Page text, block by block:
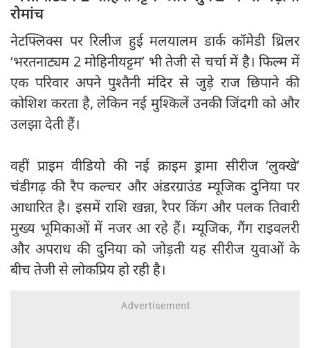
रोमांच
नेटफ्लिक्स पर रिलीज हुई मलयालम डार्क कॉमेडी थ्रिलर
‘भरतनाट्यम 2 मोहिनीयट्टम’ भी तेजी से चर्चा में है। फिल्म में
एक परिवार अपने पुश्तैनी मंदिर से जुड़े राज छिपाने की
कोशिश करता है, लेकिन नई मुश्किलें उनकी जिंदगी को और
उलझा देती हैं।
वहीं प्राइम वीडियो की नई क्राइम ड्रामा सीरीज ‘लुक्खे’
चंडीगढ़ की रैप कल्चर और अंडरग्राउंड म्यूजिक दुनिया पर
आधारित है। इसमें राशि खन्ना, रैपर किंग और पलक तिवारी
मुख्य भूमिकाओं में नजर आ रहे हैं। म्यूजिक, गैंग राइवलरी
और अपराध की दुनिया को जोड़ती यह सीरीज युवाओं के
बीच तेजी से लोकप्रिय हो रही है।